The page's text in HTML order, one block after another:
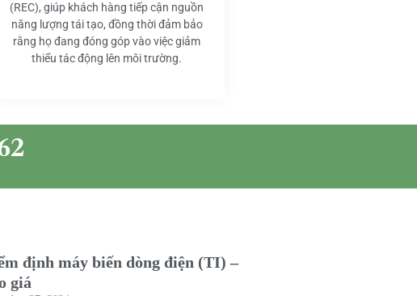
(REC), giúp khách hàng tiếp cận nguồn
năng lượng tái tạo, đồng thời đảm bảo
rằng họ đang đóng góp vào việc giảm
thiểu tác động lên môi trường.
định máy biến dòng điện (TI) –
giá